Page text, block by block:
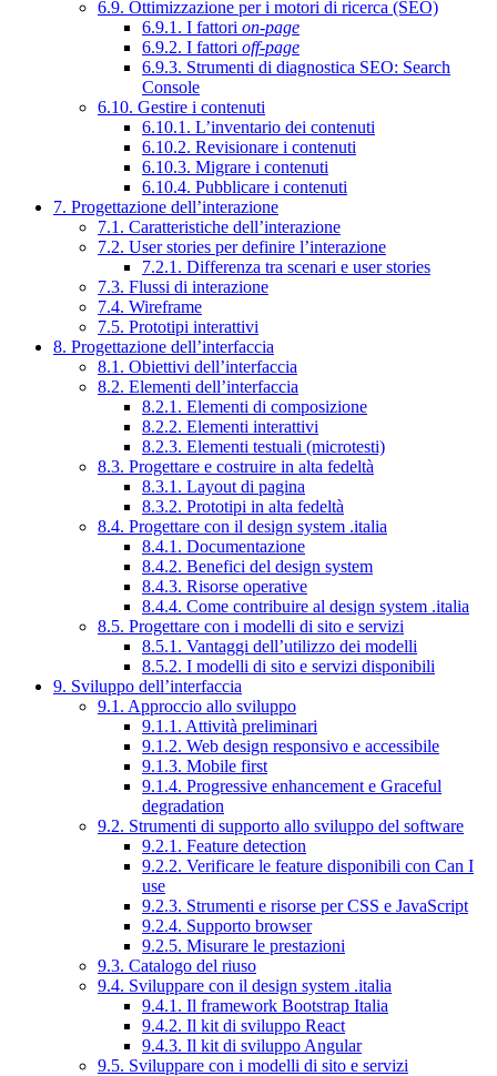
6.9. Ottimizzazione per i motori di ricerca (SEO)
6.9.1. I fattori on-page
6.9.2. I fattori off-page
6.9.3. Strumenti di diagnostica SEO: Search
Console
6.10. Gestire i contenuti
6.10.1. L’inventario dei contenuti
6.10.2. Revisionare i contenuti
6.10.3. Migrare i contenuti
6.10.4. Pubblicare i contenuti
7. Progettazione dell’interazione
7.1. Caratteristiche dell’interazione
7.2. User stories per definire l’interazione
7.2.1. Differenza tra scenari e user stories
7.3. Flussi di interazione
7.4. Wireframe
7.5. Prototipi interattivi
8. Progettazione dell’interfaccia
8.1. Obiettivi dell’interfaccia
8.2. Elementi dell’interfaccia
8.2.1. Elementi di composizione
8.2.2. Elementi interattivi
8.2.3. Elementi testuali (microtesti)
8.3. Progettare e costruire in alta fedeltà
8.3.1. Layout di pagina
8.3.2. Prototipi in alta fedeltà
8.4. Progettare con il design system .italia
8.4.1. Documentazione
8.4.2. Benefici del design system
8.4.3. Risorse operative
8.4.4. Come contribuire al design system .italia
8.5. Progettare con i modelli di sito e servizi
8.5.1. Vantaggi dell’utilizzo dei modelli
8.5.2. I modelli di sito e servizi disponibili
9. Sviluppo dell’interfaccia
9.1. Approccio allo sviluppo
9.1.1. Attività preliminari
9.1.2. Web design responsivo e accessibile
9.1.3. Mobile first
9.1.4. Progressive enhancement e Graceful
degradation
9.2. Strumenti di supporto allo sviluppo del software
9.2.1. Feature detection
9.2.2. Verificare le feature disponibili con Can I
use
9.2.3. Strumenti e risorse per CSS e JavaScript
9.2.4. Supporto browser
9.2.5. Misurare le prestazioni
9.3. Catalogo del riuso
9.4. Sviluppare con il design system .italia
9.4.1. Il framework Bootstrap Italia
9.4.2. Il kit di sviluppo React
9.4.3. Il kit di sviluppo Angular
9.5. Sviluppare con i modelli di sito e servizi